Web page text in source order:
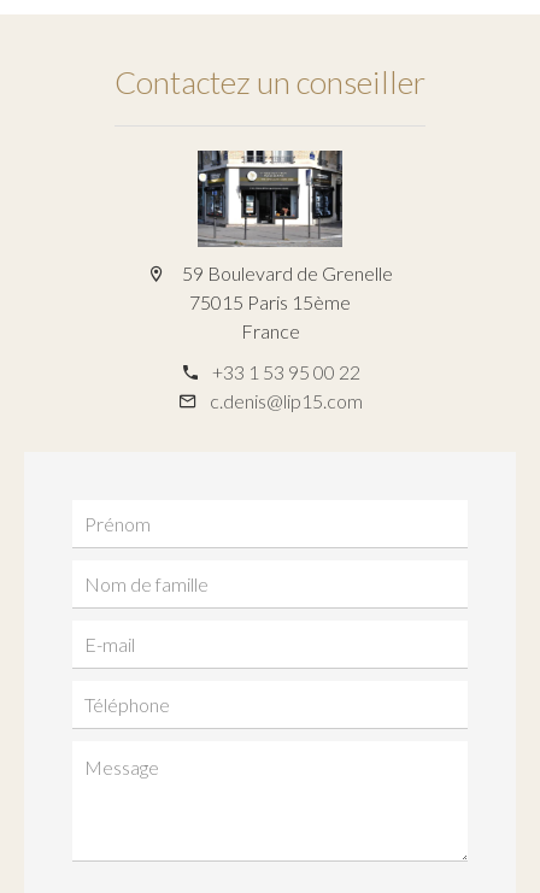
Contactez un conseiller
59 Boulevard de Grenelle
75015 Paris 15ème
France
+33 1 53 95 00 22
c.denis@lip15.com